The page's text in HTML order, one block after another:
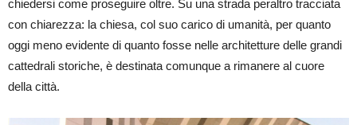
chiedersi come proseguire oltre. Su una strada peraltro tracciata
con chiarezza: la chiesa, col suo carico di umanità, per quanto
oggi meno evidente di quanto fosse nelle architetture delle grandi
cattedrali storiche, è destinata comunque a rimanere al cuore
della città.